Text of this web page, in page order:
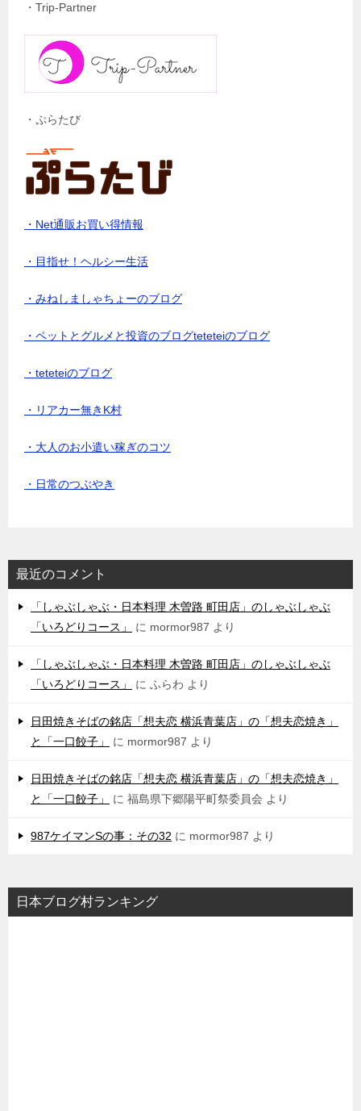
・Trip-Partner
・ぷらたび
・Net通販お買い得情報
・目指せ！ヘルシー生活
・みねしましゃちょーのブログ
・ペットとグルメと投資のブログteteteiのブログ
・teteteiのブログ
・リアカー無きK村
・大人のお小遣い稼ぎのコツ
・日常のつぶやき
最近のコメント
「しゃぶしゃぶ・日本料理 木曽路 町田店」のしゃぶしゃぶ
「いろどりコース」
に mormor987 より
「しゃぶしゃぶ・日本料理 木曽路 町田店」のしゃぶしゃぶ
「いろどりコース」
に ふらわ より
日田焼きそばの銘店「想夫恋 横浜青葉店」の「想夫恋焼き」
と「一口餃子」
に mormor987 より
日田焼きそばの銘店「想夫恋 横浜青葉店」の「想夫恋焼き」
と「一口餃子」
に 福島県下郷陽平町祭委員会 より
987ケイマンSの事：その32 に mormor987 より
日本ブログ村ランキング